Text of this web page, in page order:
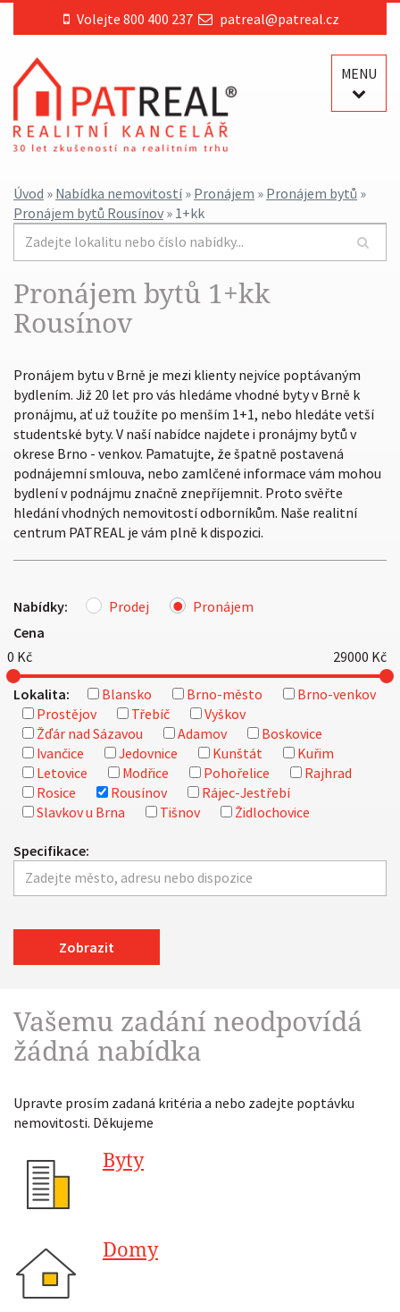
Volejte 800 400 237 patreal@patreal.cz
MENU
Úvod » Nabídka nemovitostí » Pronájem » Pronájem bytů »
Pronájem bytů Rousínov » 1+kk
Pronájem bytů 1+kk
Rousínov
Pronájem bytu v Brně je mezi klienty nejvíce poptávaným
bydlením. Již 20 let pro vás hledáme vhodné byty v Brně k
pronájmu, ať už toužíte po menším 1+1, nebo hledáte vetší
studentské byty. V naší nabídce najdete i pronájmy bytů v
okrese Brno - venkov. Pamatujte, že špatně postavená
podnájemní smlouva, nebo zamlčené informace vám mohou
bydlení v podnájmu značně znepříjemnit. Proto svěřte
hledání vhodných nemovitostí odborníkům. Naše realitní
centrum PATREAL je vám plně k dispozici.
Nabídky: Prodej
Pronájem
Cena
0 Kč 29000 Kč
Lokalita: Blansko Brno-město
Brno-venkov
Prostějov
Třebíč
Vyškov
Žďár nad Sázavou
Adamov
Boskovice
Ivančice
Jedovnice Kunštát
Kuřim
Letovice
Modřice Pohořelice
Rajhrad
Rosice
Rousínov
Rájec-Jestřebí
Slavkov u Brna
Tišnov Židlochovice
Specifikace:
Zobrazit
Vašemu zadání neodpovídá
žádná nabídka
Upravte prosím zadaná kritéria a nebo zadejte poptávku
nemovitosti. Děkujeme
Byty
Domy